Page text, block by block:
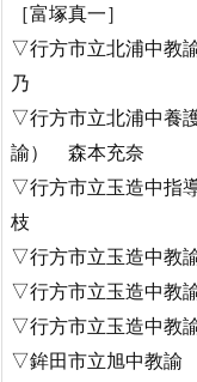
［富塚真一］
▽行方市立北浦中教
乃
▽行方市立北浦中養
諭） 森本充奈
▽行方市立玉造中指
枝
▽行方市立玉造中教
▽行方市立玉造中教
▽行方市立玉造中教
▽鉾田市立旭中教諭